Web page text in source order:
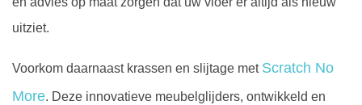
uitziet.
Voorkom daarnaast krassen en slijtage met Scratch No
More. Deze innovatieve meubelglijders, ontwikkeld en